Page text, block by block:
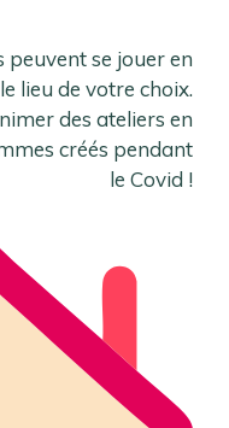
peuvent se jouer en
lieu de votre choix.
des ateliers en
créés pendant
le Covid !